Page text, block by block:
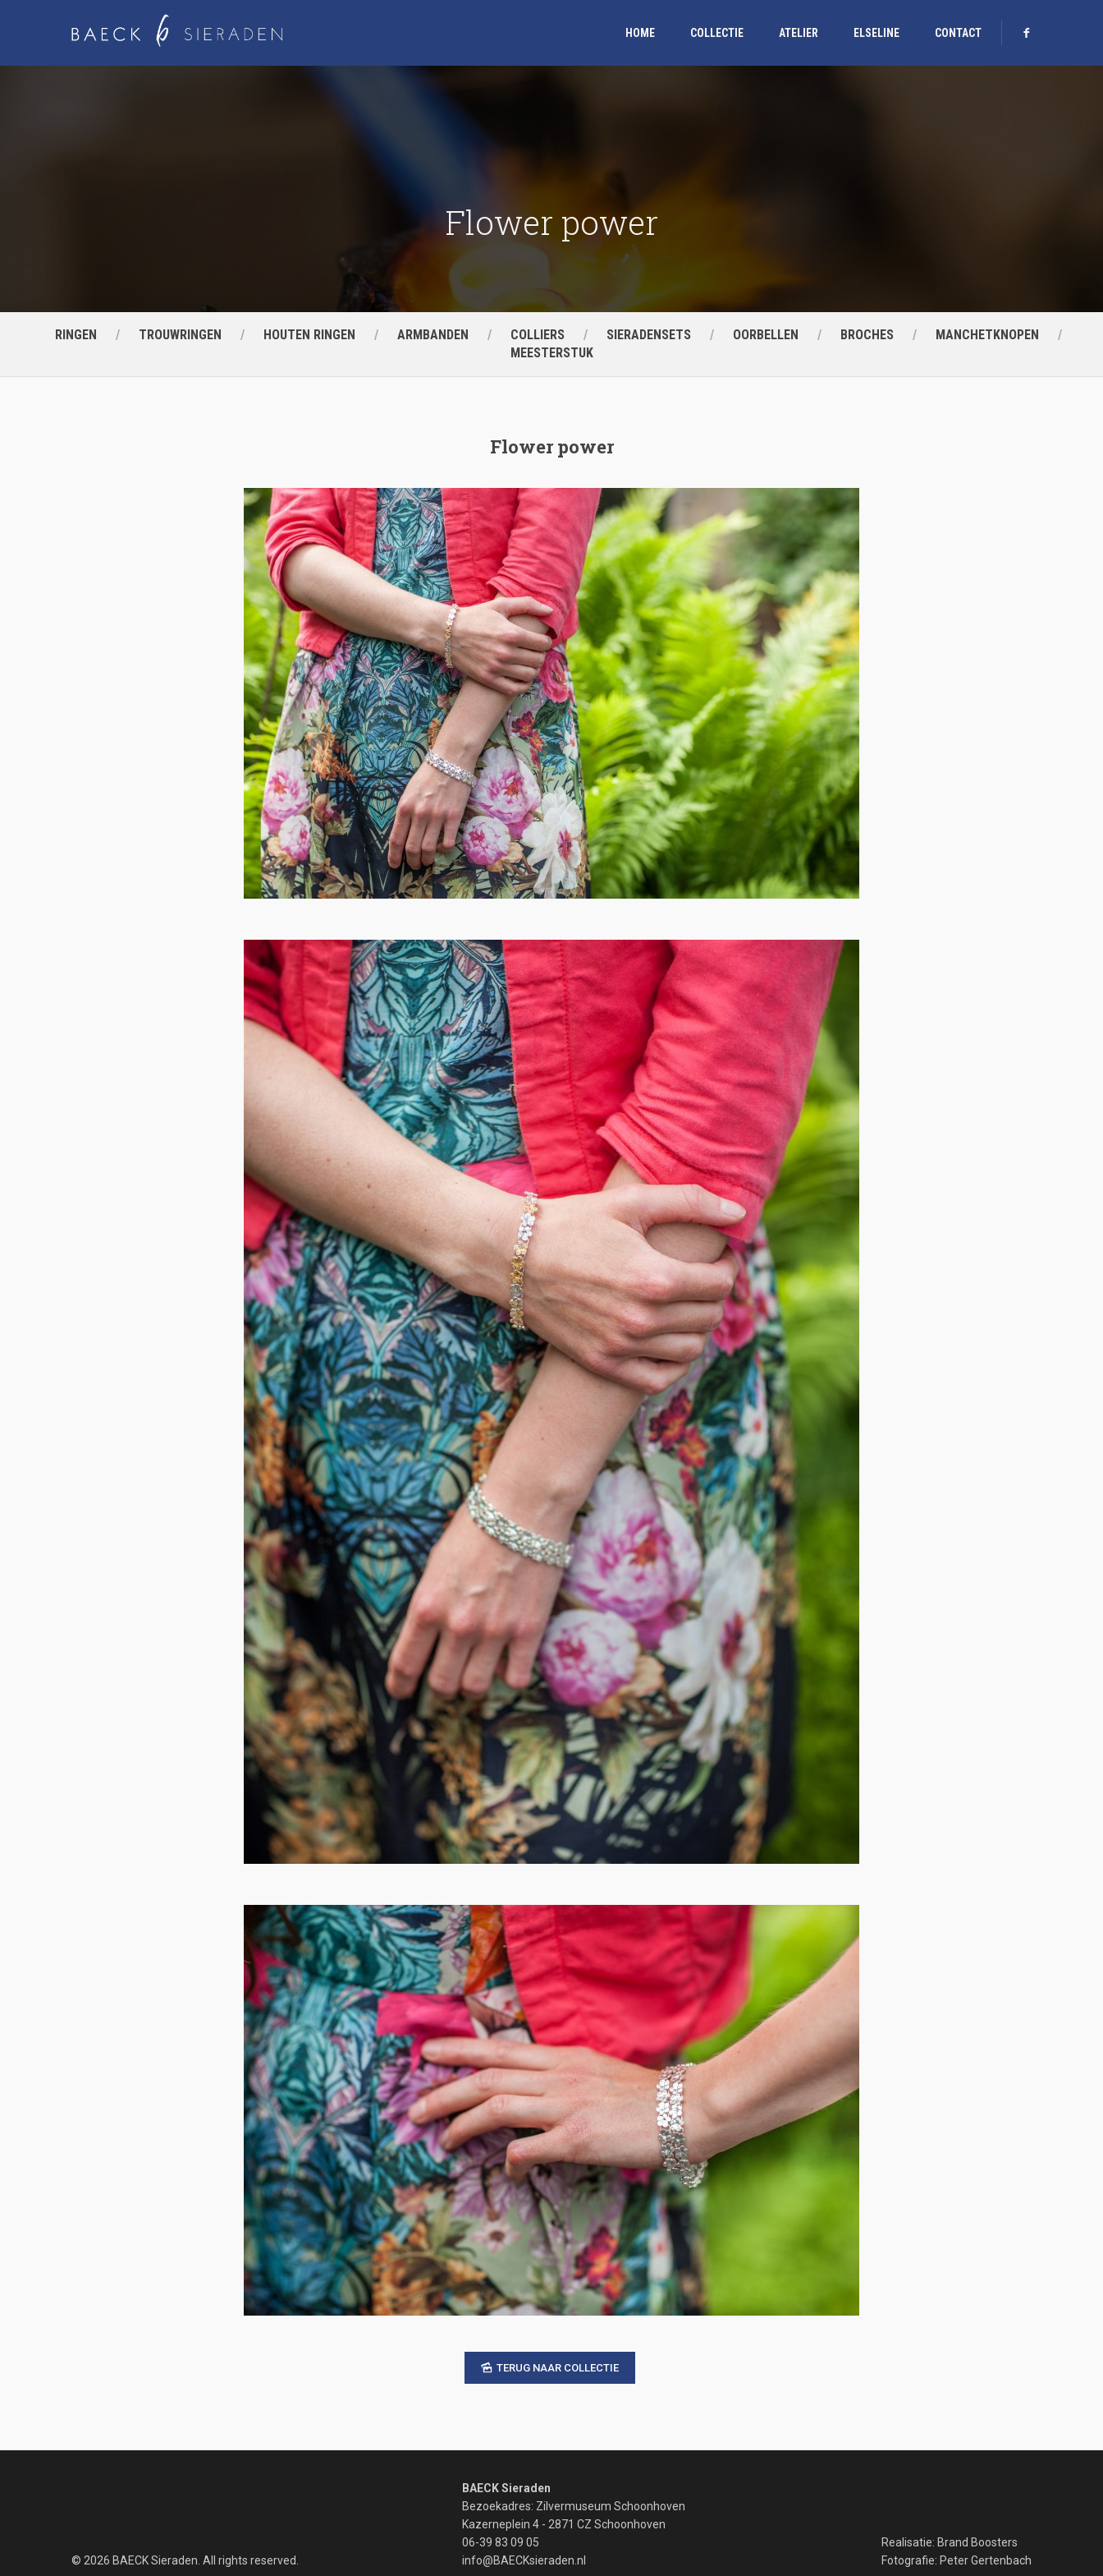
HOME COLLECTIE ATELIER ELSELINE CONTACT
Flower power
RINGEN TROUWRINGEN HOUTEN RINGEN ARMBANDEN COLLIERS SIERADENSETS OORBELLEN BROCHES
MANCHETKNOPEN
MEESTERSTUK
Flower power
TERUG NAAR COLLECTIE
© 2026 BAECK Sieraden. All rights reserved.
BAECK Sieraden
Bezoekadres: Zilvermuseum Schoonhoven
Kazerneplein 4 - 2871 CZ Schoonhoven
06-39 83 09 05
info@BAECKsieraden.nl
Realisatie: Brand Boosters
Fotografie: Peter Gertenbach